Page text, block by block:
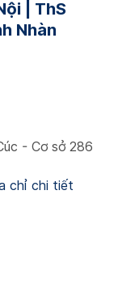
| ThS
Nhàn
- Cơ sở 286
chỉ chi tiết